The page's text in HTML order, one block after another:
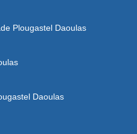
Plougastel Daoulas
Daoulas